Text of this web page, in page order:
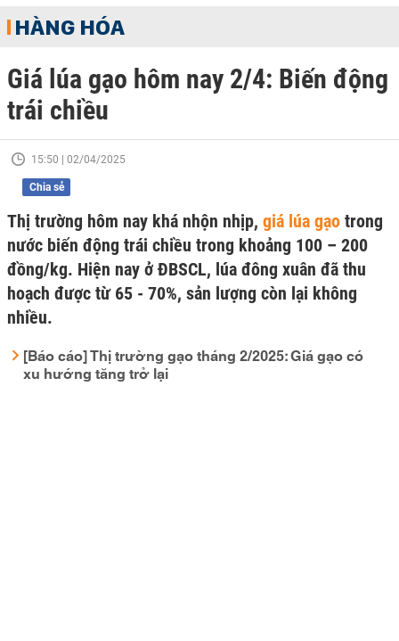
HÀNG HÓA
Giá lúa gạo hôm nay 2/4: Biến động
trái chiều
15:50 | 02/04/2025
Chia sẻ
Thị trường hôm nay khá nhộn nhịp, giá lúa gạo trong
nước biến động trái chiều trong khoảng 100 – 200
đồng/kg. Hiện nay ở ĐBSCL, lúa đông xuân đã thu
hoạch được từ 65 - 70%, sản lượng còn lại không
nhiều.
[Báo cáo] Thị trường gạo tháng 2/2025: Giá gạo có
xu hướng tăng trở lại